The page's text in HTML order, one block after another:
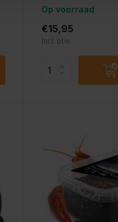
Op voorraad
€15,95
Incl. btw